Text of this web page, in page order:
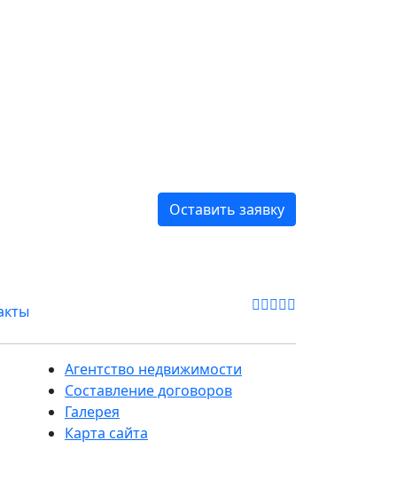
Оставить заявку
Агентство недвижимости
Составление договоров
Галерея
Карта сайта